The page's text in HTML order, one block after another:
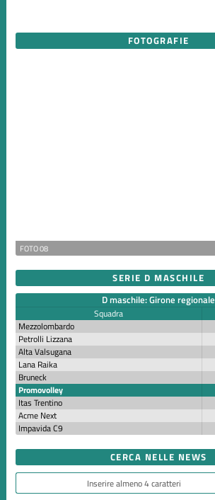
FOTOGRAFIE
FOTO 08
SERIE D MASCHILE
D maschile: Girone regionale
Squadra
Mezzolombardo
Petrolli Lizzana
Alta Valsugana
Lana Raika
Bruneck
Promovolley
Itas Trentino
Acme Next
Impavida C9
CERCA NELLE NEWS